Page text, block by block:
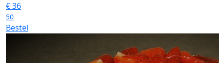
€36
50
Bestel